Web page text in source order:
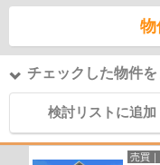
物
チェックした物件
検討リストに追加
売買